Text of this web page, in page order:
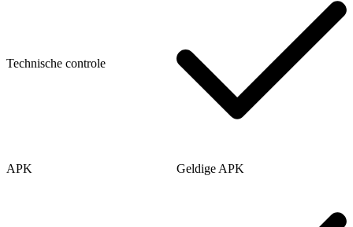
Technische controle
APK Geldige APK